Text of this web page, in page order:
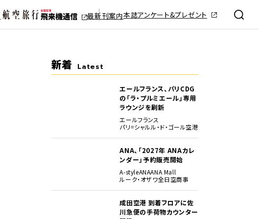
最新刊案内本誌アンケート&プレゼント
新着 Latest
エールフランス、パリCDG
の「ラ・プルミエール」専用
ラウンジを刷新
エールフランス
パリ=シャルル・ド・ゴール空港
ANA、「2027年 ANAカレ
ンダー」予約販売開始
A-styleANAANA Mall
ルーク・オザワ全日空商事
成田空港 到着フロアに佐
川急便の手荷物カウンター